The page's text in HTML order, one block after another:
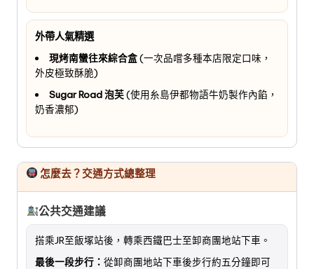
外帶人氣精選
現烤南蠻往來綜合盒(一次品嚐多種本店限定口味，
外皮極致酥脆)
Sugar Road 泡芙(使用糸島伊都物語牛奶製作內餡，
奶香濃郁)
怎麼去？交通方式總整理
公共交通建議
搭乘JR至飯塚站後，轉乘西鐵巴士至卸商團地站下車。
最後一段步行： 從卸商團地站下車後步行約五分鐘即可